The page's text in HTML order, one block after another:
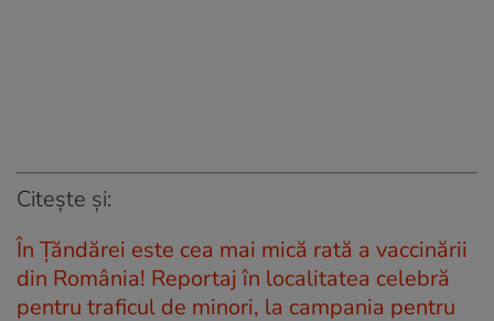
Citește și:
În Țăndărei este cea mai mică rată a vaccinării
din România! Reportaj în localitatea celebră
pentru traficul de minori, la campania pentru